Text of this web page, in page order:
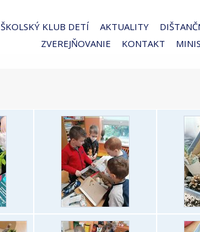
ŠKOLSKÝ KLUB DETÍ AKTUALITY
ZVEREJŇOVANIE
KONTAKT